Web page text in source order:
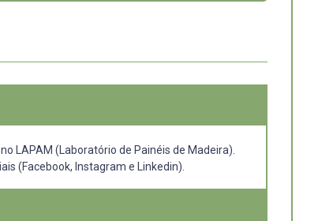
LAPAM (Laboratório de Painéis de Madeira).
(Facebook, Instagram e Linkedin).